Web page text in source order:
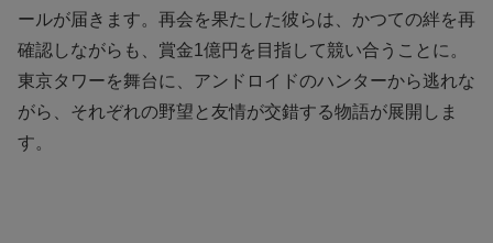
ールが届きます。再会を果たした彼らは、かつての絆を再
確認しながらも、賞金1億円を目指して競い合うことに。
東京タワーを舞台に、アンドロイドのハンターから逃れな
がら、それぞれの野望と友情が交錯する物語が展開しま
す。